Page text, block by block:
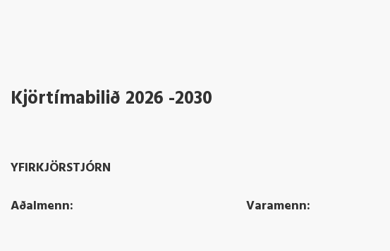
Kjörtímabilið 2026 -2030
YFIRKJÖRSTJÓRN
Aðalmenn:
Varamenn: